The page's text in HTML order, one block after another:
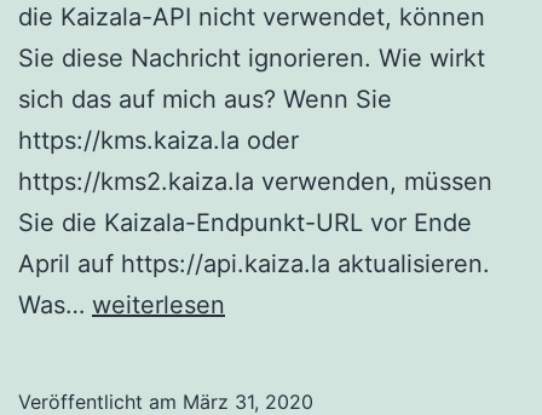
die Kaizala-API nicht verwendet, können
Sie diese Nachricht ignorieren. Wie wirkt
sich das auf mich aus? Wenn Sie
https://kms.kaiza.la oder
https://kms2.kaiza.la verwenden, müssen
Sie die Kaizala-Endpunkt-URL vor Ende
April auf https://api.kaiza.la aktualisieren.
Was… Änderung
weiterlesen
Veröffentlicht am März 31, 2020